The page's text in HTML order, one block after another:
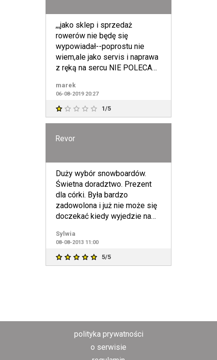
,,,jako sklep i sprzedaż
rowerów nie będę się
wypowiadał--poprostu nie
wiem,ale jako servis i naprawa
z ręką na sercu NIE POLECAM
marek
06-08-2019 20:27
1/5
Revor
Duży wybór snowboardów.
Świetna doradztwo. Prezent
dla córki. Była bardzo
zadowolona i już nie może się
doczekać kiedy wyjedzie na
Sylwia
08-08-2013 11:00
5/5
polityka prywatności
o serwisie